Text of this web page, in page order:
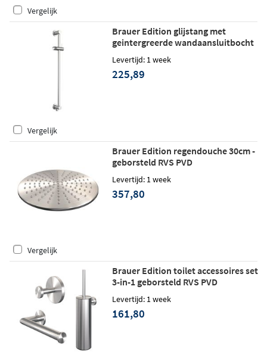
Vergelijk
Brauer Edition glijstang met
geintergreerde wandaansluitbocht
geborsteld RVS PVD
Levertijd: 1 week
225,89
Vergelijk
Brauer Edition regendouche 30cm -
geborsteld RVS PVD
Levertijd: 1 week
357,80
Vergelijk
Brauer Edition toilet accessoires set
3-in-1 geborsteld RVS PVD
Levertijd: 1 week
161,80